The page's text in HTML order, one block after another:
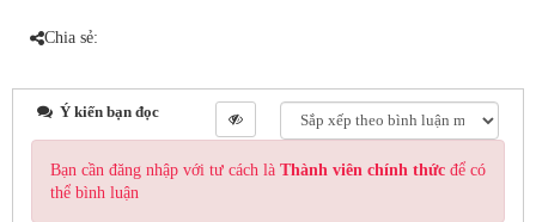
Chia sẻ:
Ý kiến bạn đọc
Bạn cần đăng nhập với tư cách là Thành viên chính thức để có
thể bình luận